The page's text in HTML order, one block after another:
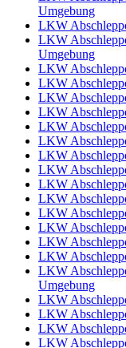
Umgebung
LKW
LKW
Umgebung
LKW
LKW
LKW
LKW
LKW
LKW
LKW
LKW
LKW
LKW
LKW
LKW
LKW
LKW
LKW
Umgebung
LKW
LKW
LKW
LKW